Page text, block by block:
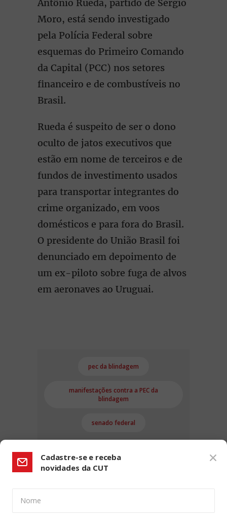
Antônio Rueda, partido de Sérgio
Moro, está sendo investigado
pela Polícia Federal sobre
esquemas do Primeiro Comando
da Capital (PCC) nos setores
financeiro e de combustíveis no
Brasil.
Rueda é suspeito de ser o dono
oculto de jatos executivos que
estão em nome de terceiros e de
fundos de investimento usados
para transportar integrantes do
crime organizado, em voos
domésticos e para fora do Brasil.
O presidente do União Brasil foi
denunciado em depoimento de
um ex-piloto sobre fuga de alvos
em aeronaves ao Uruguai.
pec da blindagem
manifestações contra a PEC da
blindagem
senado federal
Cadastre-se e receba
novidades da CUT
Nome